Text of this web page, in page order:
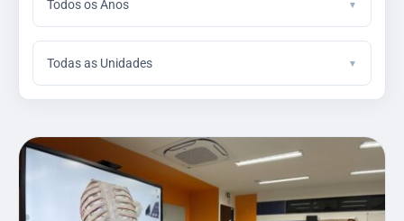
Todos os Anos
Todas as Unidades